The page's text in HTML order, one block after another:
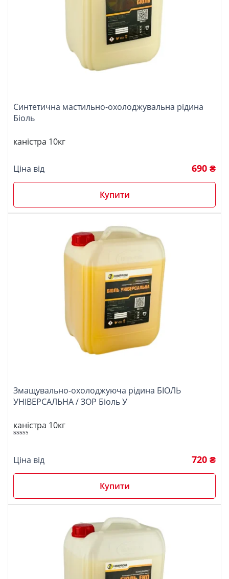
Синтетична мастильно-охолоджувальна рідина
Біоль
каністра 10кг
Ціна від 690 ₴
Купити
Змащувально-охолоджуюча рідина БІОЛЬ
УНІВЕРСАЛЬНА / ЗОР Біоль У
каністра 10кг
Ціна від 720 ₴
Купити